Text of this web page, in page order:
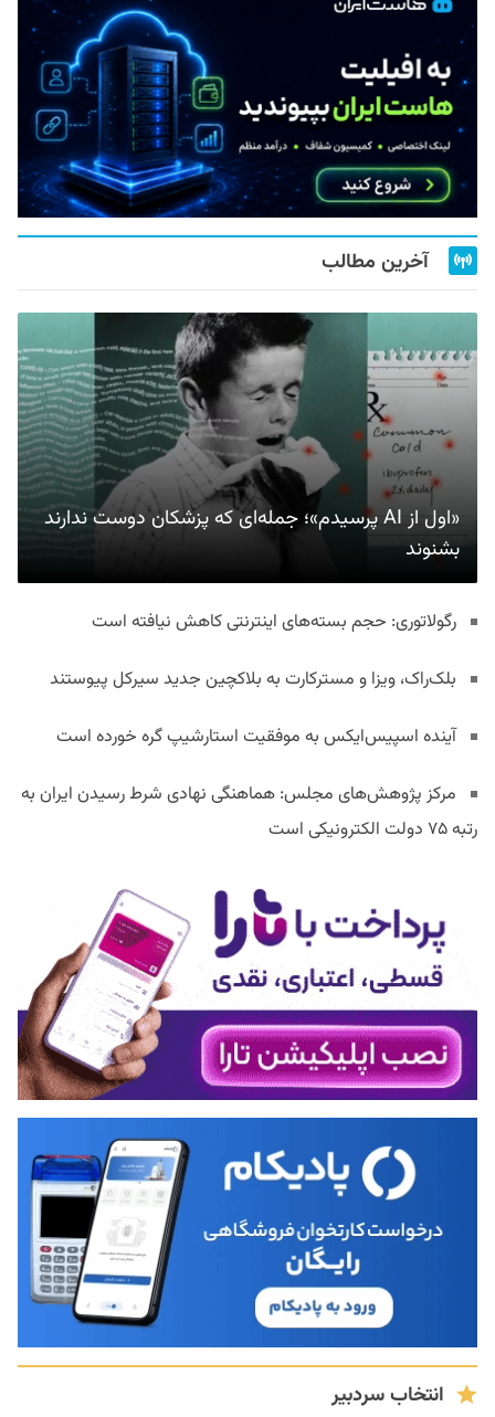
آخرین مطالب
«اول از AI پرسیدم»؛ جمله‌ای که پزشکان دوست ندارند
بشنوند
رگولاتوری: حجم بسته‌های اینترنتی کاهش نیافته است
بلک‌راک، ویزا و مسترکارت به بلاکچین جدید سیرکل پیوستند
آینده اسپیس‌ایکس به موفقیت استارشیپ گره خورده است
مرکز پژوهش‌های مجلس: هماهنگی نهادی شرط رسیدن ایران به
رتبه ۷۵ دولت الکترونیکی است
انتخاب سردبیر